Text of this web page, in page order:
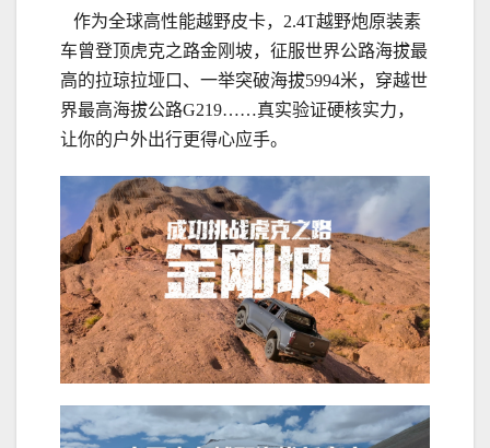
作为全球高性能越野皮卡，2.4T越野炮原装素
车曾登顶虎克之路金刚坡，征服世界公路海拔最
高的拉琼拉垭口、一举突破海拔5994米，穿越世
界最高海拔公路G219……真实验证硬核实力，
让你的户外出行更得心应手。